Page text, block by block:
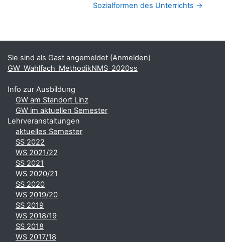
Sozialformen des Unterrichts →
Ergänzungsblöcke
Sie sind als Gast angemeldet (Anmelden)
GW_Wahlfach_MethodikNMS_2020ss
Info zur Ausbildung
GW am Standort Linz
GW im aktuellen Semester
Lehrveranstaltungen
aktuelles Semester
SS 2022
WS 2021/22
SS 2021
WS 2020/21
SS 2020
WS 2019/20
SS 2019
WS 2018/19
SS 2018
WS 2017/18